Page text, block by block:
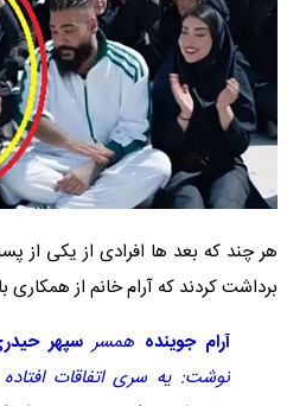
هر چند که بعد ها افرادی از یکی از
برداشت کردند که آرام خانم از
آرام جوینده همسر سپهر
نوشت: یه سری اتفاقات